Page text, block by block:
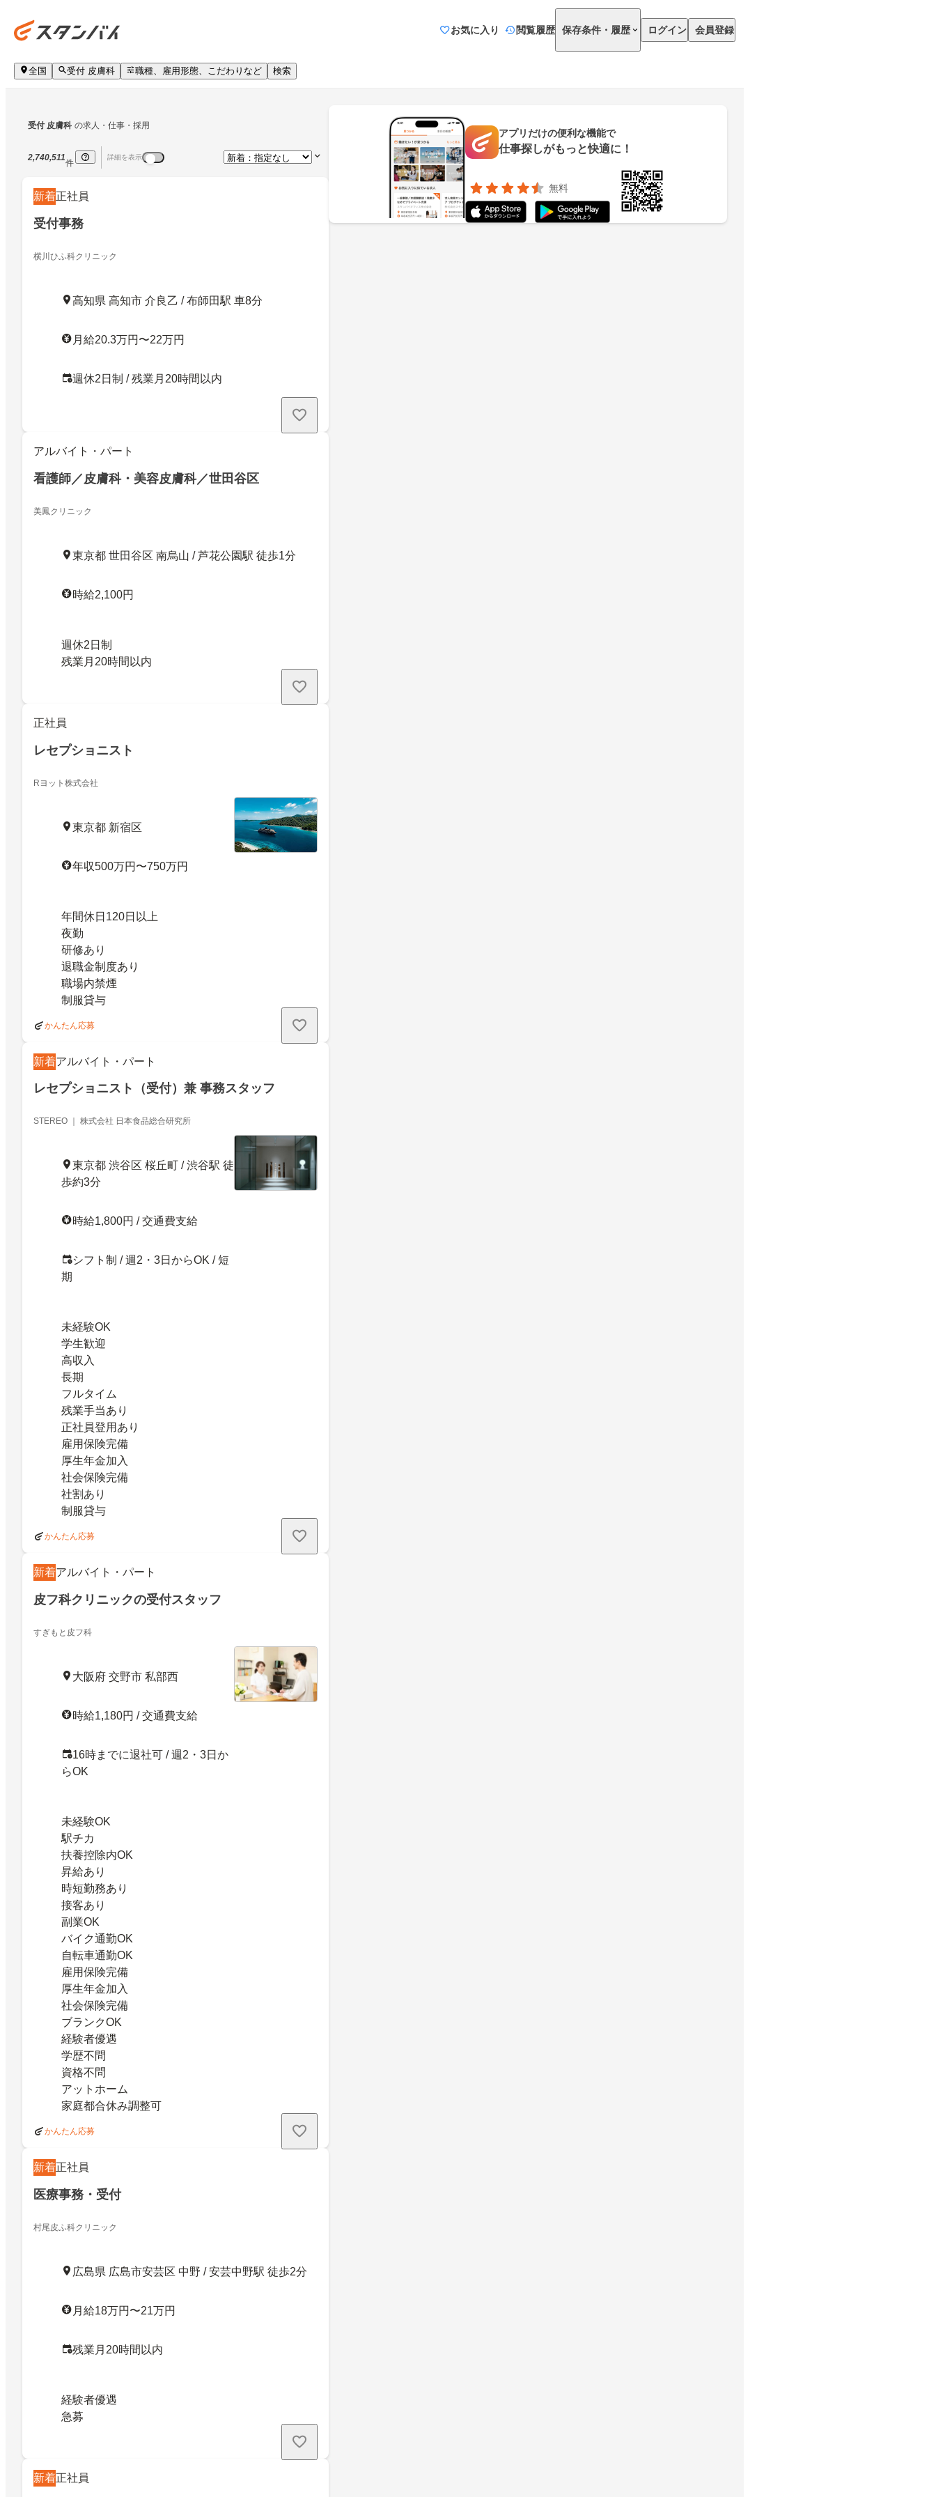
お気に入り 閲覧履歴 保存条件・履歴 ログイン 会員登録
全国 受付 皮膚科 職種、雇用形態、こだわりなど 検索
受付 皮膚科 の求人・仕事・採用
2,740,511
件
詳細を表示
新着正社員
受付事務
横川ひふ科クリニック
高知県 高知市 介良乙 / 布師田駅 車8分
月給20.3万円〜22万円
週休2日制 / 残業月20時間以内
アルバイト・パート
看護師／皮膚科・美容皮膚科／世田谷区
美鳳クリニック
東京都 世田谷区 南烏山 / 芦花公園駅 徒歩1分
時給2,100円
週休2日制
残業月20時間以内
正社員
レセプショニスト
Rヨット株式会社
東京都 新宿区
年収500万円〜750万円
年間休日120日以上
夜勤
研修あり
退職金制度あり
職場内禁煙
制服貸与
かんたん応募
新着アルバイト・パート
レセプショニスト（受付）兼 事務スタッフ
STEREO ｜ 株式会社 日本食品総合研究所
東京都 渋谷区 桜丘町 / 渋谷駅 徒
歩約3分
時給1,800円 / 交通費支給
シフト制 / 週2・3日からOK / 短
期
未経験OK
学生歓迎
高収入
長期
フルタイム
残業手当あり
正社員登用あり
雇用保険完備
厚生年金加入
社会保険完備
社割あり
制服貸与
かんたん応募
新着アルバイト・パート
皮フ科クリニックの受付スタッフ
すぎもと皮フ科
大阪府 交野市 私部西
時給1,180円 / 交通費支給
16時までに退社可 / 週2・3日か
らOK
未経験OK
駅チカ
扶養控除内OK
昇給あり
時短勤務あり
接客あり
副業OK
バイク通勤OK
自転車通勤OK
雇用保険完備
厚生年金加入
社会保険完備
ブランクOK
経験者優遇
学歴不問
資格不問
アットホーム
家庭都合休み調整可
かんたん応募
新着正社員
医療事務・受付
村尾皮ふ科クリニック
広島県 広島市安芸区 中野 / 安芸中野駅 徒歩2分
月給18万円〜21万円
残業月20時間以内
経験者優遇
急募
新着正社員
アプリだけの便利な機能で
仕事探しがもっと快適に！
無料